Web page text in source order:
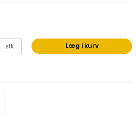
stk. Læg i kurv